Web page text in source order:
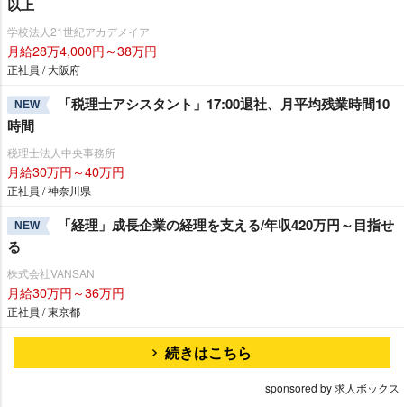
以上
学校法人21世紀アカデメイア
月給28万4,000円～38万円
正社員 / 大阪府
NEW
「税理士アシスタント」17:00退社、月平均残業時間10
時間
税理士法人中央事務所
月給30万円～40万円
正社員 / 神奈川県
NEW
「経理」成長企業の経理を支える/年収420万円～目指せ
る
株式会社VANSAN
月給30万円～36万円
正社員 / 東京都
続きはこちら
sponsored by 求人ボックス